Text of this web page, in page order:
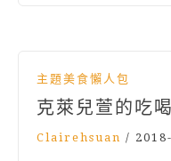
主題美食懶人包
克萊兒萱的吃
Clairehsuan /